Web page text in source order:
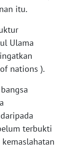
itu.
Ulama
nations ).
terbukti